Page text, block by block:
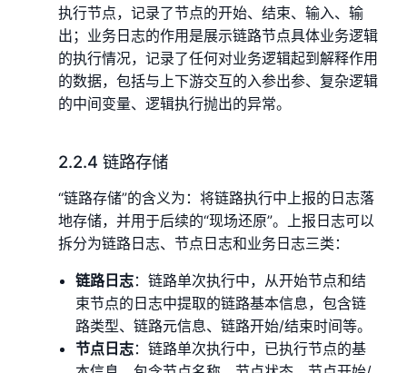
执行节点，记录了节点的开始、结束、输入、输
出；业务日志的作用是展示链路节点具体业务逻辑
的执行情况，记录了任何对业务逻辑起到解释作用
的数据，包括与上下游交互的入参出参、复杂逻辑
的中间变量、逻辑执行抛出的异常。
2.2.4 链路存储
“链路存储”的含义为：将链路执行中上报的日志落
地存储，并用于后续的“现场还原”。上报日志可以
拆分为链路日志、节点日志和业务日志三类：
链路日志：链路单次执行中，从开始节点和结
束节点的日志中提取的链路基本信息，包含链
路类型、链路元信息、链路开始/结束时间等。
节点日志：链路单次执行中，已执行节点的基